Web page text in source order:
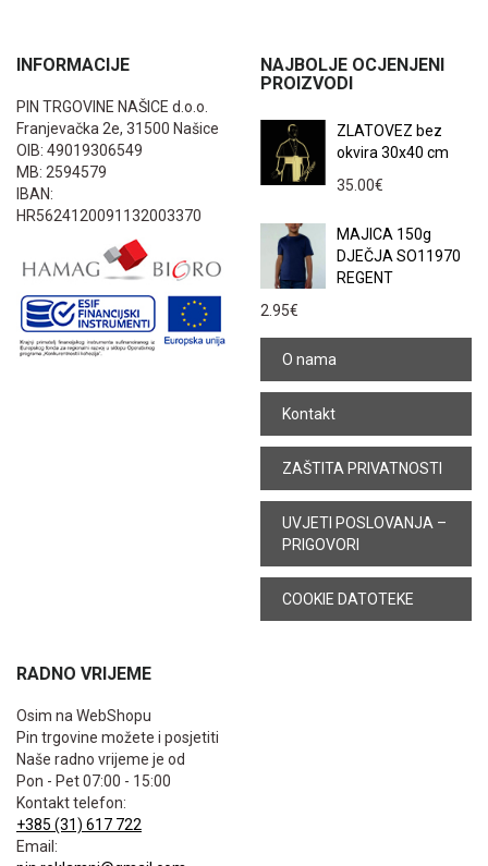
INFORMACIJE
PIN TRGOVINE NAŠICE d.o.o.
Franjevačka 2e, 31500 Našice
OIB: 49019306549
MB: 2594579
IBAN:
HR5624120091132003370
NAJBOLJE OCJENJENI
PROIZVODI
ZLATOVEZ bez
okvira 30x40 cm
35.00€
MAJICA 150g
DJEČJA SO11970
REGENT
2.95€
O nama
Kontakt
ZAŠTITA PRIVATNOSTI
UVJETI POSLOVANJA –
PRIGOVORI
COOKIE DATOTEKE
RADNO VRIJEME
Osim na WebShopu
Pin trgovine možete i posjetiti
Naše radno vrijeme je od
Pon - Pet 07:00 - 15:00
Kontakt telefon:
+385 (31) 617 722
Email: